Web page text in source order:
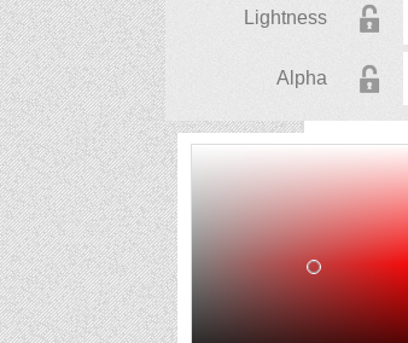
Lightness
Alpha